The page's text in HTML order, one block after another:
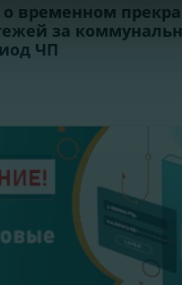
временном
за
ЧП